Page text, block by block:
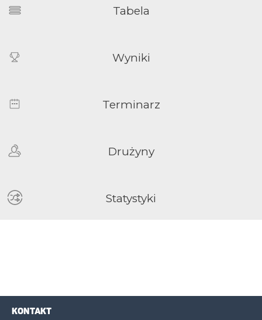
Tabela
Wyniki
Terminarz
Drużyny
Statystyki
KONTAKT